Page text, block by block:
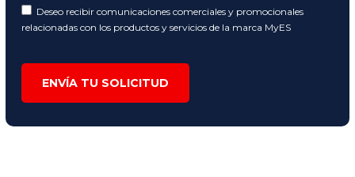
Deseo recibir comunicaciones comerciales y promocionales
relacionadas con los productos y servicios de la marca MyES
ENVÍA TU SOLICITUD